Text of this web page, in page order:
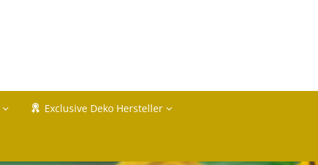
Exclusive Deko Hersteller